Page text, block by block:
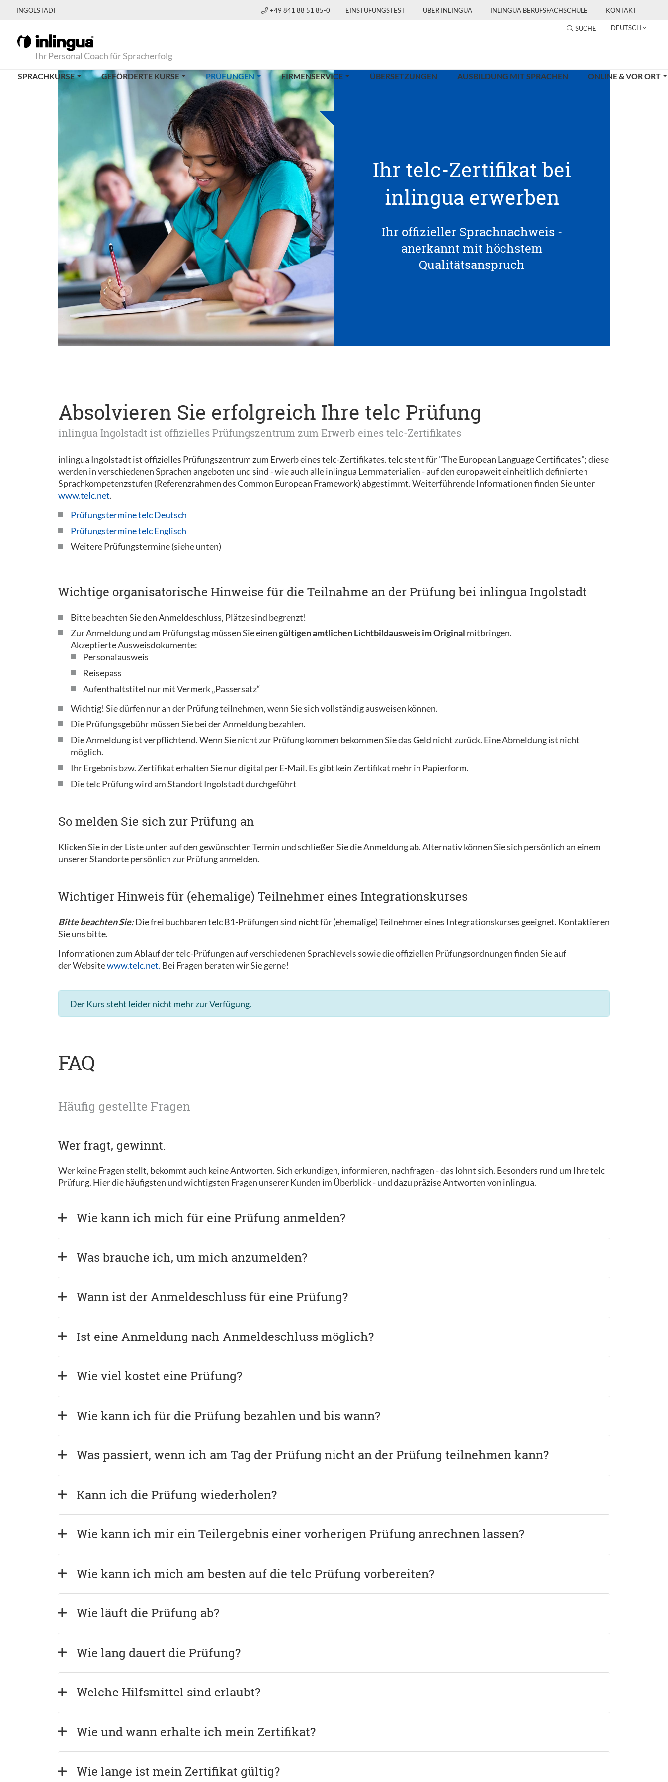
INGOLSTADT +49 841 88 51 85-0 EINSTUFUNGSTEST ÜBER INLINGUA INLINGUA BERUFSFACHSCHULE KONTAKT
SUCHE DEUTSCH
Ihr Personal Coach für Spracherfolg
SPRACHKURSE GEFÖRDERTE KURSE PRÜFUNGEN(CURRENT)FIRMENSERVICE ÜBERSETZUNGEN AUSBILDUNG MIT SPRACHEN ONLINE & VOR ORT
Ihr telc-Zertifikat bei
inlingua erwerben
Ihr offizieller Sprachnachweis -
anerkannt mit höchstem
Qualitätsanspruch
Absolvieren Sie erfolgreich Ihre telc Prüfung
inlingua Ingolstadt ist offizielles Prüfungszentrum zum Erwerb eines telc-Zertifikates
inlingua Ingolstadt ist offizielles Prüfungszentrum zum Erwerb eines telc-Zertifikates. telc steht für "The European Language Certificates"; diese
werden in verschiedenen Sprachen angeboten und sind - wie auch alle inlingua Lernmaterialien - auf den europaweit einheitlich definierten
Sprachkompetenzstufen (Referenzrahmen des Common European Framework) abgestimmt. Weiterführende Informationen finden Sie unter
www.telc.net.
Prüfungstermine telc Deutsch
Prüfungstermine telc Englisch
Weitere Prüfungstermine (siehe unten)
Wichtige organisatorische Hinweise für die Teilnahme an der Prüfung bei inlingua Ingolstadt
Bitte beachten Sie den Anmeldeschluss, Plätze sind begrenzt!
Zur Anmeldung und am Prüfungstag müssen Sie einengültigen amtlichen Lichtbildausweis im Original mitbringen.
Akzeptierte Ausweisdokumente:
Personalausweis
Reisepass
Aufenthaltstitel nur mit Vermerk „Passersatz“
Wichtig! Sie dürfen nur an der Prüfung teilnehmen, wenn Sie sich vollständig ausweisen können.
Die Prüfungsgebühr müssen Sie bei der Anmeldung bezahlen.
Die Anmeldung ist verpflichtend. Wenn Sie nicht zur Prüfung kommen bekommen Sie das Geld nicht zurück. Eine Abmeldung ist nicht
möglich.
Ihr Ergebnis bzw. Zertifikat erhalten Sie nur digital per E-Mail. Es gibt kein Zertifikat mehr in Papierform.
Die telc Prüfung wird am Standort Ingolstadt durchgeführt
So melden Sie sich zur Prüfung an
Klicken Sie in der Liste unten auf den gewünschten Termin und schließen Sie die Anmeldung ab. Alternativ können Sie sich persönlich an einem
unserer Standorte persönlich zur Prüfung anmelden.
Wichtiger Hinweis für (ehemalige) Teilnehmer eines Integrationskurses
Bitte beachten Sie:Die frei buchbaren telc B1-Prüfungen sind nichtfür (ehemalige) Teilnehmer eines Integrationskurses geeignet. Kontaktieren
Sie uns bitte.
Informationen zum Ablauf der telc-Prüfungen auf verschiedenen Sprachlevels sowie die offiziellen Prüfungsordnungen finden Sie auf
der Websitewww.telc.net. Bei Fragen beraten wir Sie gerne!
Der Kurs steht leider nicht mehr zur Verfügung.
FAQ
Häufig gestellte Fragen
Wer fragt, gewinnt.
Wer keine Fragen stellt, bekommt auch keine Antworten. Sich erkundigen, informieren, nachfragen - das lohnt sich. Besonders rund um Ihre telc
Prüfung. Hier die häufigsten und wichtigsten Fragen unserer Kunden im Überblick - und dazu präzise Antworten von inlingua.
Wie kann ich mich für eine Prüfung anmelden?
Was brauche ich, um mich anzumelden?
Wann ist der Anmeldeschluss für eine Prüfung?
Ist eine Anmeldung nach Anmeldeschluss möglich?
Wie viel kostet eine Prüfung?
Wie kann ich für die Prüfung bezahlen und bis wann?
Was passiert, wenn ich am Tag der Prüfung nicht an der Prüfung teilnehmen kann?
Kann ich die Prüfung wiederholen?
Wie kann ich mir ein Teilergebnis einer vorherigen Prüfung anrechnen lassen?
Wie kann ich mich am besten auf die telc Prüfung vorbereiten?
Wie läuft die Prüfung ab?
Wie lang dauert die Prüfung?
Welche Hilfsmittel sind erlaubt?
Wie und wann erhalte ich mein Zertifikat?
Wie lange ist mein Zertifikat gültig?